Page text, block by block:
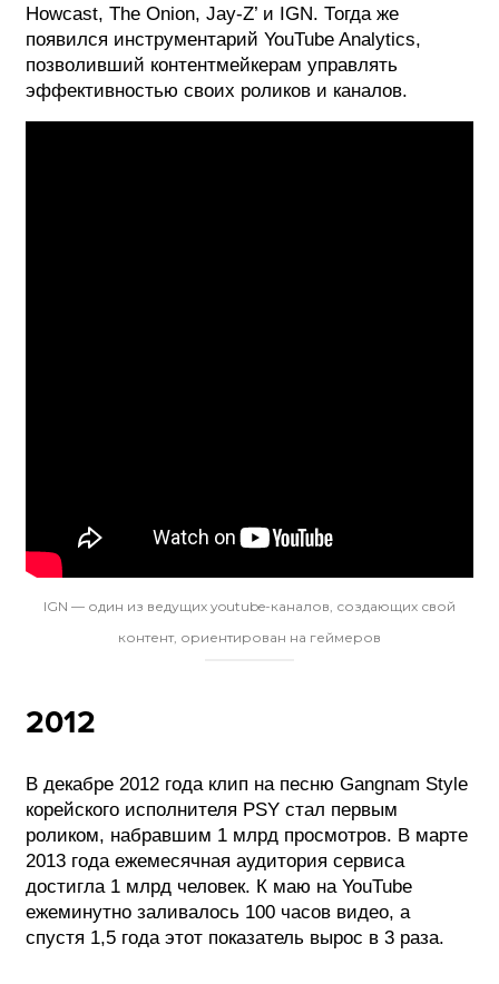
Howcast, The Onion, Jay-Z’ и IGN. Тогда же
появился инструментарий YouTube Analytics,
позволивший контентмейкерам управлять
эффективностью своих роликов и каналов.
IGN — один из ведущих youtube-каналов, создающих свой
контент, ориентирован на геймеров
2012
В декабре 2012 года клип на песню Gangnam Style
корейского исполнителя PSY стал первым
роликом, набравшим 1 млрд просмотров. В марте
2013 года ежемесячная аудитория сервиса
достигла 1 млрд человек. К маю на YouTube
ежеминутно заливалось 100 часов видео, а
спустя 1,5 года этот показатель вырос в 3 раза.